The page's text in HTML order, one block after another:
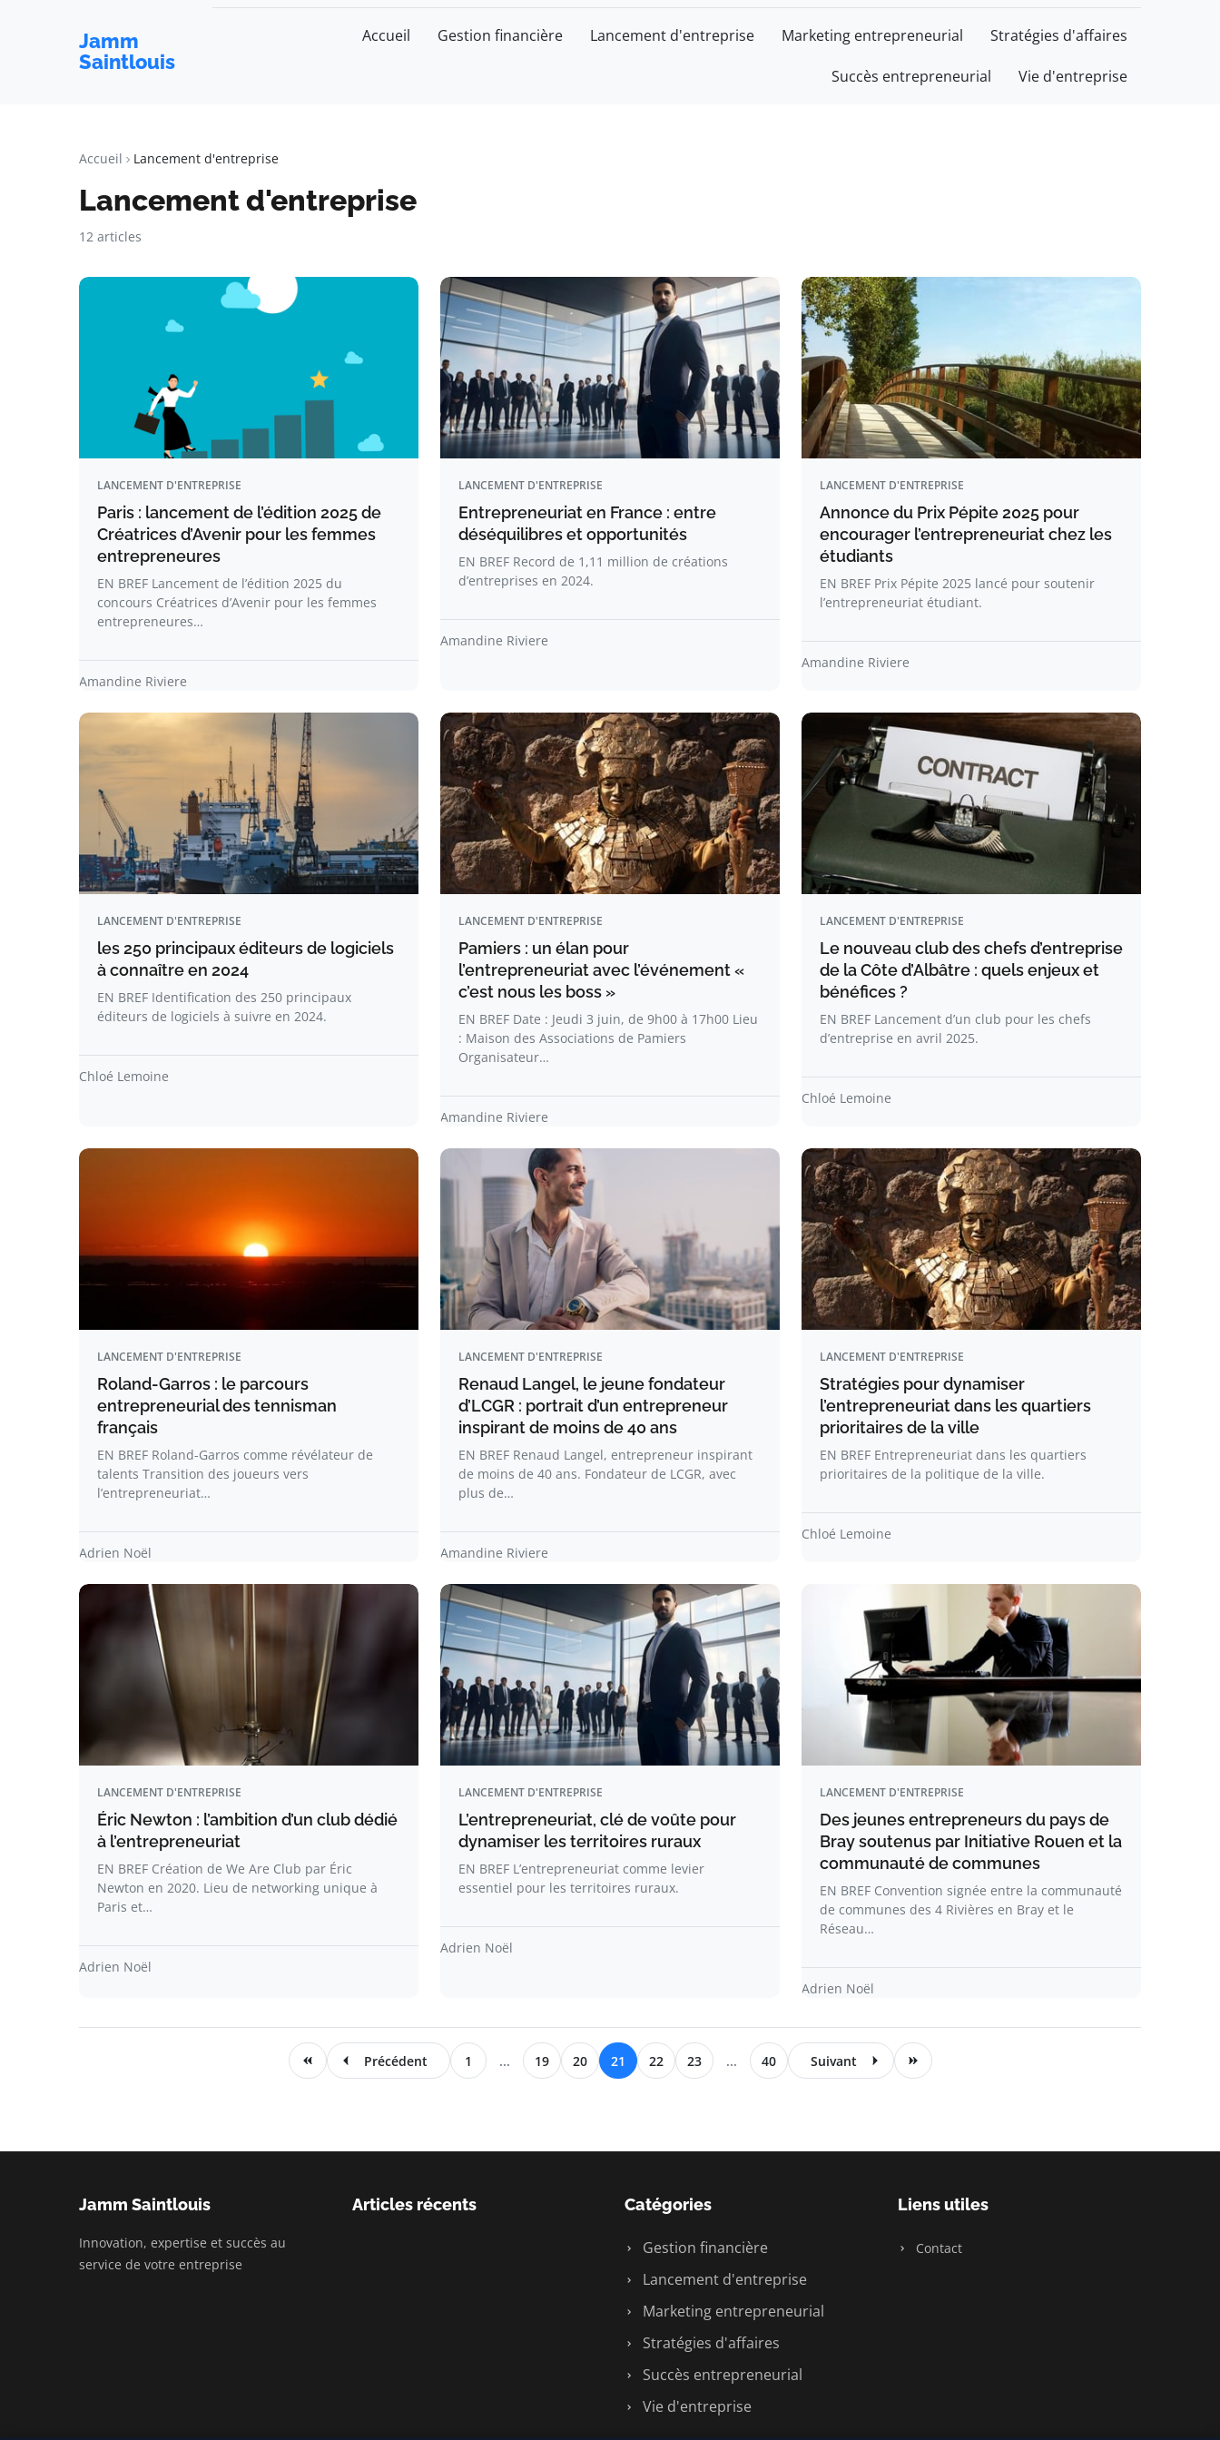
Jamm
Saintlouis
Accueil Gestion financière Lancement d'entreprise Marketing entrepreneurial Stratégies d'affaires
Succès entrepreneurial Vie d'entreprise
Accueil Lancement d'entreprise
Lancement d'entreprise
12 articles
LANCEMENT D'ENTREPRISE
Paris : lancement de l’édition 2025 de
Créatrices d’Avenir pour les femmes
entrepreneures
EN BREF Lancement de l’édition 2025 du
concours Créatrices d’Avenir pour les femmes
entrepreneures…
Amandine Riviere
LANCEMENT D'ENTREPRISE
Entrepreneuriat en France : entre
déséquilibres et opportunités
EN BREF Record de 1,11 million de créations
d’entreprises en 2024.
Amandine Riviere
LANCEMENT D'ENTREPRISE
Annonce du Prix Pépite 2025 pour
encourager l’entrepreneuriat chez les
étudiants
EN BREF Prix Pépite 2025 lancé pour soutenir
l’entrepreneuriat étudiant.
Amandine Riviere
LANCEMENT D'ENTREPRISE
les 250 principaux éditeurs de logiciels
à connaître en 2024
EN BREF Identification des 250 principaux
éditeurs de logiciels à suivre en 2024.
Chloé Lemoine
LANCEMENT D'ENTREPRISE
Pamiers : un élan pour
l’entrepreneuriat avec l’événement «
c’est nous les boss »
EN BREF Date : Jeudi 3 juin, de 9h00 à 17h00 Lieu
: Maison des Associations de Pamiers
Organisateur…
Amandine Riviere
LANCEMENT D'ENTREPRISE
Le nouveau club des chefs d’entreprise
de la Côte d’Albâtre : quels enjeux et
bénéfices ?
EN BREF Lancement d’un club pour les chefs
d’entreprise en avril 2025.
Chloé Lemoine
LANCEMENT D'ENTREPRISE
Roland-Garros : le parcours
entrepreneurial des tennisman
français
EN BREF Roland-Garros comme révélateur de
talents Transition des joueurs vers
l’entrepreneuriat…
Adrien Noël
LANCEMENT D'ENTREPRISE
Renaud Langel, le jeune fondateur
d’LCGR : portrait d’un entrepreneur
inspirant de moins de 40 ans
EN BREF Renaud Langel, entrepreneur inspirant
de moins de 40 ans. Fondateur de LCGR, avec
plus de…
Amandine Riviere
LANCEMENT D'ENTREPRISE
Stratégies pour dynamiser
l’entrepreneuriat dans les quartiers
prioritaires de la ville
EN BREF Entrepreneuriat dans les quartiers
prioritaires de la politique de la ville.
Chloé Lemoine
LANCEMENT D'ENTREPRISE
Éric Newton : l’ambition d’un club dédié
à l’entrepreneuriat
EN BREF Création de We Are Club par Éric
Newton en 2020. Lieu de networking unique à
Paris et…
Adrien Noël
LANCEMENT D'ENTREPRISE
L’entrepreneuriat, clé de voûte pour
dynamiser les territoires ruraux
EN BREF L’entrepreneuriat comme levier
essentiel pour les territoires ruraux.
Adrien Noël
LANCEMENT D'ENTREPRISE
Des jeunes entrepreneurs du pays de
Bray soutenus par Initiative Rouen et la
communauté de communes
EN BREF Convention signée entre la communauté
de communes des 4 Rivières en Bray et le
Réseau…
Adrien Noël
Précédent 1 ... 19 20 21 22 23 ... 40 Suivant
Jamm Saintlouis
Innovation, expertise et succès au
service de votre entreprise
Articles récents Catégories
Gestion financière
Lancement d'entreprise
Marketing entrepreneurial
Stratégies d'affaires
Succès entrepreneurial
Vie d'entreprise
Liens utiles
Contact